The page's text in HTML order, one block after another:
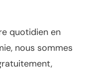
quotidien en
nous sommes